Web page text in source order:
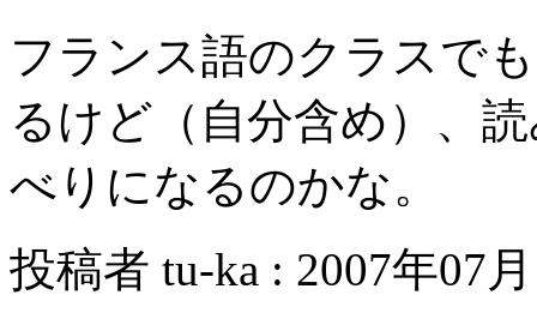
フランス語のクラスで
るけど（自分含め）、
べりになるのかな。
投稿者 tu-ka : 2007年07